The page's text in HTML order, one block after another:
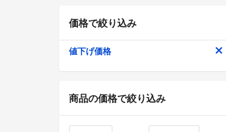
価格で絞り込み
値下げ価格
商品の価格で絞り込み